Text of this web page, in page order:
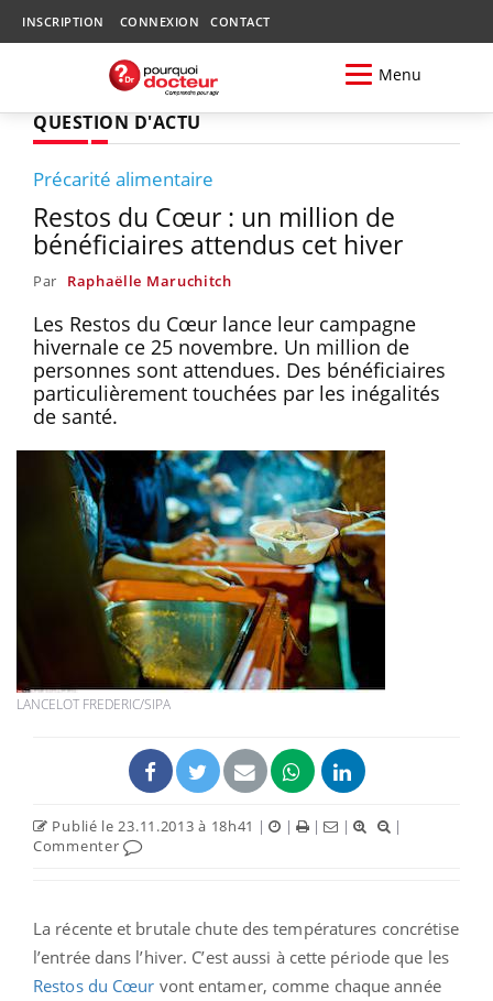
INSCRIPTION CONNEXION CONTACT
Menu
QUESTION D'ACTU
Précarité alimentaire
Restos du Cœur : un million de
bénéficiaires attendus cet hiver
Par Raphaëlle Maruchitch
Les Restos du Cœur lance leur campagne
hivernale ce 25 novembre. Un million de
personnes sont attendues. Des bénéficiaires
particulièrement touchées par les inégalités
de santé.
LANCELOT FREDERIC/SIPA
Publié le 23.11.2013 à 18h41 | | | |
|
Commenter
La récente et brutale chute des températures concrétise
l’entrée dans l’hiver. C’est aussi à cette période que les
Restos du Cœur vont entamer, comme chaque année